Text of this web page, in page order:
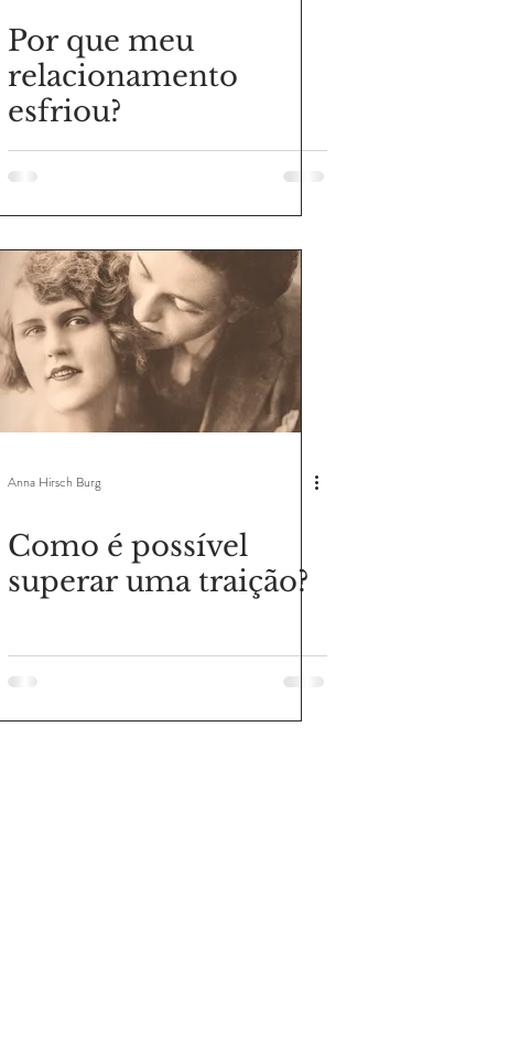
Por que meu
relacionamento
esfriou?
Anna Hirsch Burg
Como é possível
superar uma traição?